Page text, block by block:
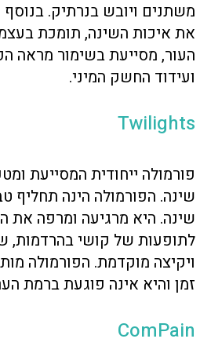
משתנים ויובש בנרתיק.
את איכות השינה, תומכת
העור, מסייעת בשימור מראה
ועידוד החשק המיני.
Twilights
פורמולה ייחודית המסייעת
שינה. הפורמולה הינה תחליף
שינה. היא מרגיעה ומרפה את
לתופעות של קושי בהרדמות,
ויקיצה מוקדמת. הפורמולה
זמן והיא אינה פוגעת ברמת
ComPain